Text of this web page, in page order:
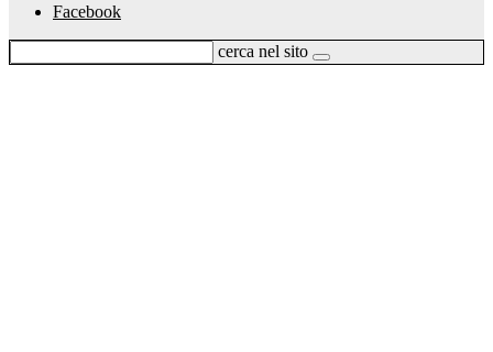
Facebook
cerca nel sito